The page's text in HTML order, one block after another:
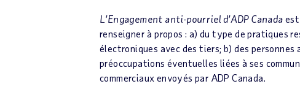
L’Engagement anti-pourriel d’ADP Canada est
renseigner à propos : a) du type de pratiques
électroniques avec des tiers; b) des personnes
préoccupations éventuelles liées à ses
commerciaux envoyés par ADP Canada.